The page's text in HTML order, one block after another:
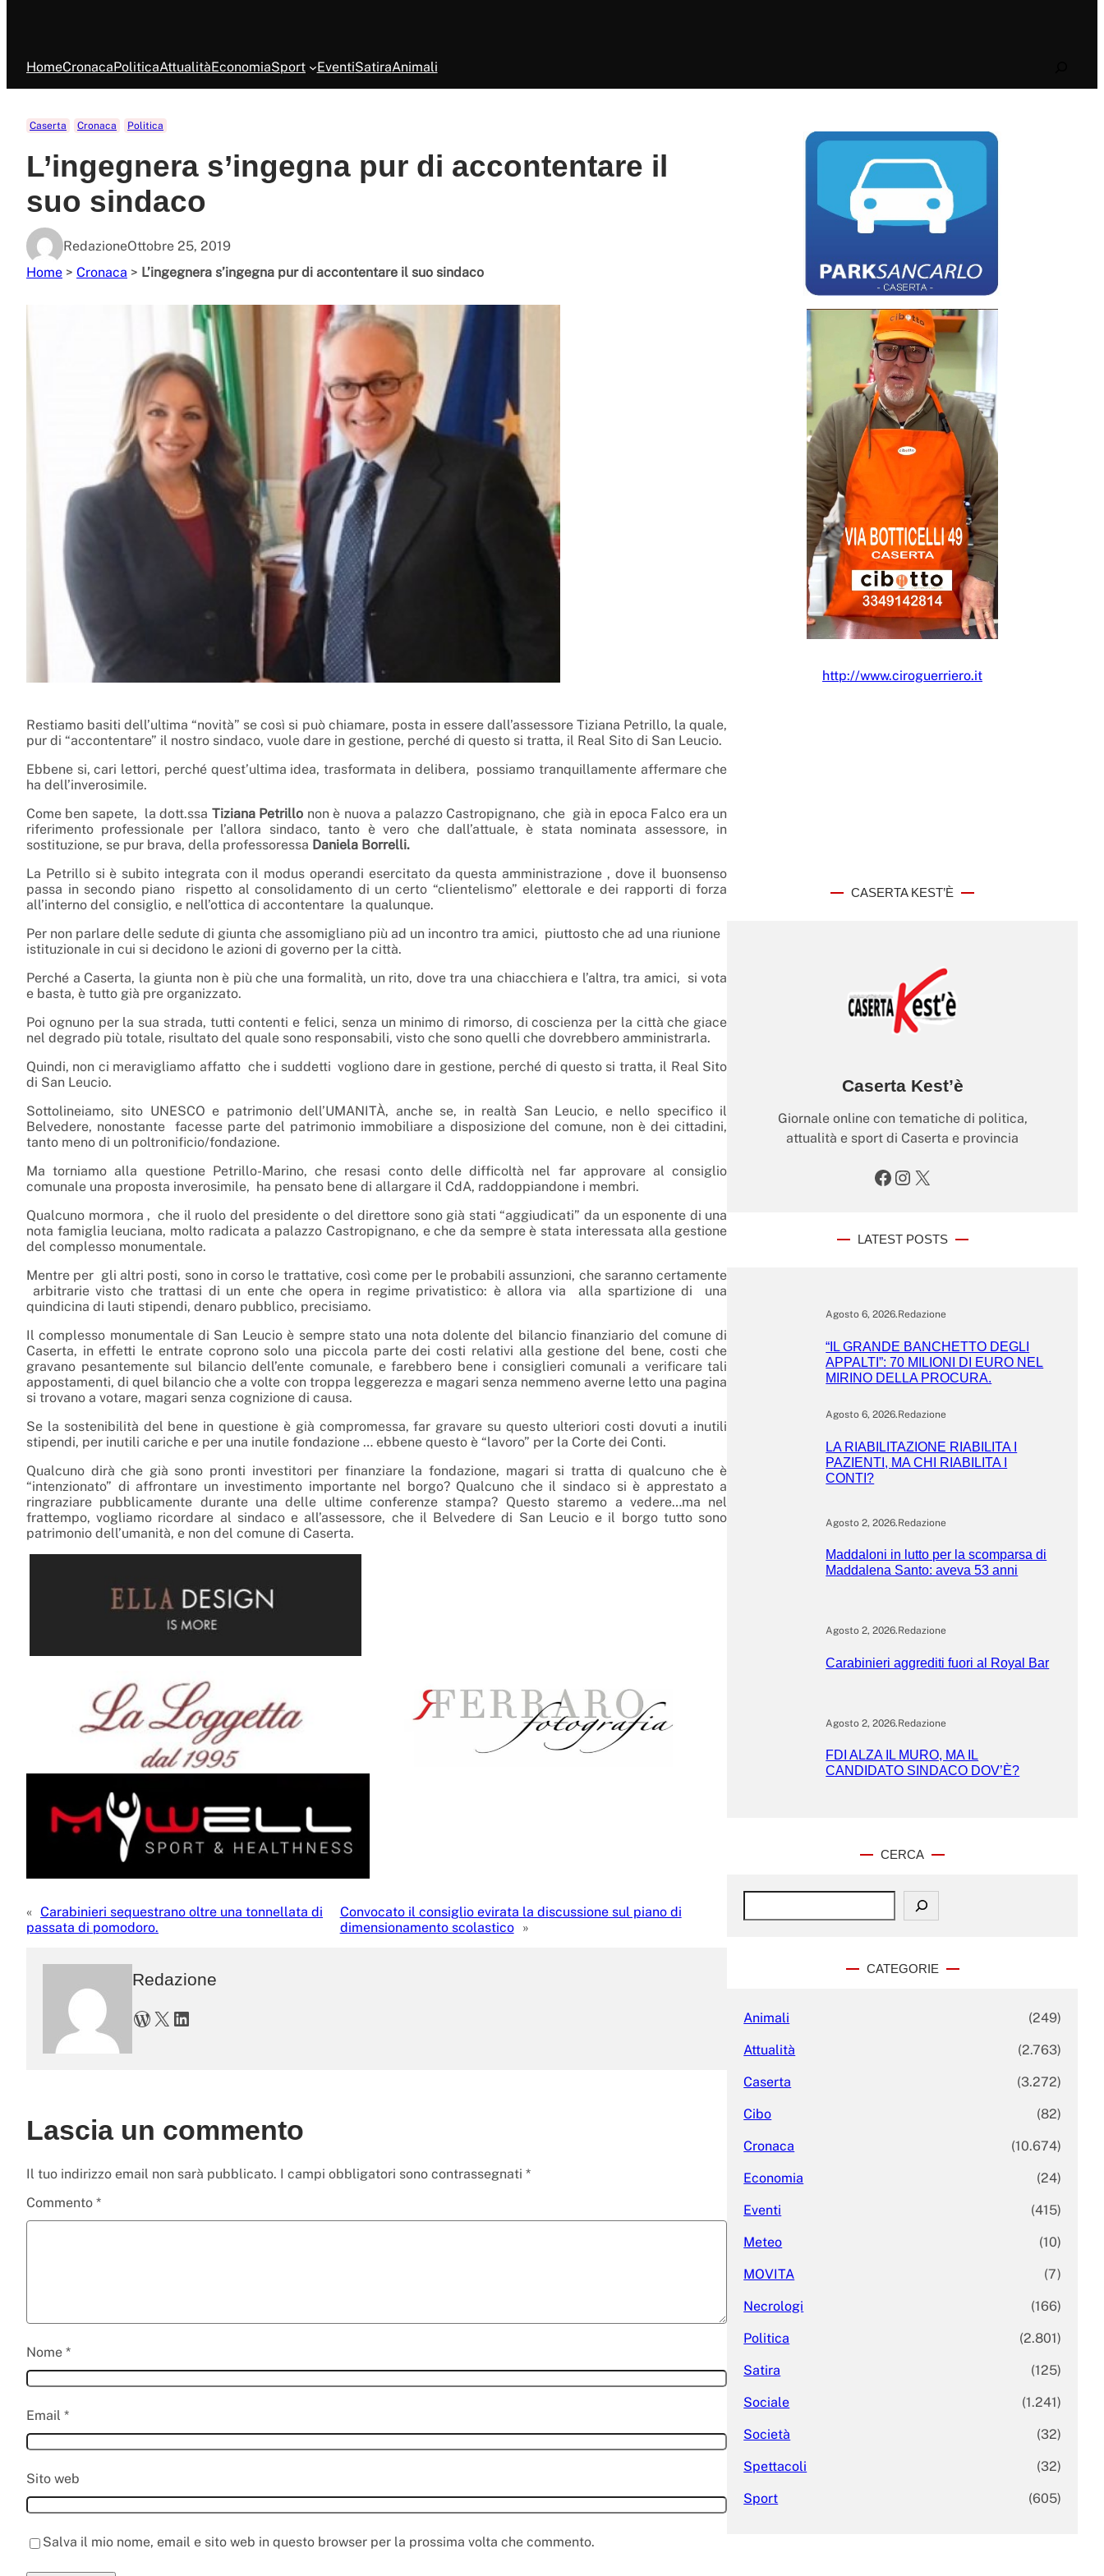
HomeCronacaPoliticaAttualitàEconomiaSport EventiSatiraAnimali
Caserta Cronaca Politica
L’ingegnera s’ingegna pur di accontentare il
suo sindaco
RedazioneOttobre 25, 2019
Home > Cronaca > L’ingegnera s’ingegna pur di accontentare il suo sindaco
Restiamo basiti dell’ultima “novità” se così si può chiamare, posta in essere dall’assessore Tiziana Petrillo, la quale,
pur di “accontentare” il nostro sindaco, vuole dare in gestione, perché di questo si tratta, il Real Sito di San Leucio.
Ebbene si, cari lettori, perché quest’ultima idea, trasformata in delibera, possiamo tranquillamente affermare che
ha dell’inverosimile.
Come ben sapete, la dott.ssa Tiziana Petrillo non è nuova a palazzo Castropignano, che già in epoca Falco era un
riferimento professionale per l’allora sindaco, tanto è vero che dall’attuale, è stata nominata assessore, in
sostituzione, se pur brava, della professoressa Daniela Borrelli.
La Petrillo si è subito integrata con il modus operandi esercitato da questa amministrazione , dove il buonsenso
passa in secondo piano rispetto al consolidamento di un certo “clientelismo” elettorale e dei rapporti di forza
all’interno del consiglio, e nell’ottica di accontentare la qualunque.
Per non parlare delle sedute di giunta che assomigliano più ad un incontro tra amici, piuttosto che ad una riunione
istituzionale in cui si decidono le azioni di governo per la città.
Perché a Caserta, la giunta non è più che una formalità, un rito, dove tra una chiacchiera e l’altra, tra amici, si vota
e basta, è tutto già pre organizzato.
Poi ognuno per la sua strada, tutti contenti e felici, senza un minimo di rimorso, di coscienza per la città che giace
nel degrado più totale, risultato del quale sono responsabili, visto che sono quelli che dovrebbero amministrarla.
Quindi, non ci meravigliamo affatto che i suddetti vogliono dare in gestione, perché di questo si tratta, il Real Sito
di San Leucio.
Sottolineiamo, sito UNESCO e patrimonio dell’UMANITÀ, anche se, in realtà San Leucio, e nello specifico il
Belvedere, nonostante facesse parte del patrimonio immobiliare a disposizione del comune, non è dei cittadini,
tanto meno di un poltronificio/fondazione.
Ma torniamo alla questione Petrillo-Marino, che resasi conto delle difficoltà nel far approvare al consiglio
comunale una proposta inverosimile, ha pensato bene di allargare il CdA, raddoppiandone i membri.
Qualcuno mormora , che il ruolo del presidente o del direttore sono già stati “aggiudicati” da un esponente di una
nota famiglia leuciana, molto radicata a palazzo Castropignano, e che da sempre è stata interessata alla gestione
del complesso monumentale.
Mentre per gli altri posti, sono in corso le trattative, così come per le probabili assunzioni, che saranno certamente
arbitrarie visto che trattasi di un ente che opera in regime privatistico: è allora via alla spartizione di una
quindicina di lauti stipendi, denaro pubblico, precisiamo.
Il complesso monumentale di San Leucio è sempre stato una nota dolente del bilancio finanziario del comune di
Caserta, in effetti le entrate coprono solo una piccola parte dei costi relativi alla gestione del bene, costi che
gravano pesantemente sul bilancio dell’ente comunale, e farebbero bene i consiglieri comunali a verificare tali
appostamenti, di quel bilancio che a volte con troppa leggerezza e magari senza nemmeno averne letto una pagina
si trovano a votare, magari senza cognizione di causa.
Se la sostenibilità del bene in questione è già compromessa, far gravare su questo ulteriori costi dovuti a inutili
stipendi, per inutili cariche e per una inutile fondazione … ebbene questo è “lavoro” per la Corte dei Conti.
Qualcuno dirà che già sono pronti investitori per finanziare la fondazione, magari si tratta di qualcuno che è
“intenzionato” di affrontare un investimento importante nel borgo? Qualcuno che il sindaco si è apprestato a
ringraziare pubblicamente durante una delle ultime conferenze stampa? Questo staremo a vedere…ma nel
frattempo, vogliamo ricordare al sindaco e all’assessore, che il Belvedere di San Leucio e il borgo tutto sono
patrimonio dell’umanità, e non del comune di Caserta.
« Carabinieri sequestrano oltre una tonnellata di
passata di pomodoro.
Convocato il consiglio evirata la discussione sul piano di
dimensionamento scolastico »
Redazione
WordPress X LinkedIn
Lascia un commento
Il tuo indirizzo email non sarà pubblicato. I campi obbligatori sono contrassegnati *
Commento *
Nome *
Email *
Sito web
Salva il mio nome, email e sito web in questo browser per la prossima volta che commento.
http://www.ciroguerriero.it
CASERTA KEST’È
Caserta Kest’è
Giornale online con tematiche di politica,
attualità e sport di Caserta e provincia
Facebook Instagram X
LATEST POSTS
Agosto 6, 2026.Redazione
“IL GRANDE BANCHETTO DEGLI
APPALTI”: 70 MILIONI DI EURO NEL
MIRINO DELLA PROCURA.
Agosto 6, 2026.Redazione
LA RIABILITAZIONE RIABILITA I
PAZIENTI, MA CHI RIABILITA I
CONTI?
Agosto 2, 2026.Redazione
Maddaloni in lutto per la scomparsa di
Maddalena Santo: aveva 53 anni
Agosto 2, 2026.Redazione
Carabinieri aggrediti fuori al Royal Bar
Agosto 2, 2026.Redazione
FDI ALZA IL MURO, MA IL
CANDIDATO SINDACO DOV’È?
CERCA
S
CATEGORIE
Animali (249)
Attualità (2.763)
Caserta (3.272)
Cibo (82)
Cronaca (10.674)
Economia (24)
Eventi (415)
Meteo (10)
MOVITA (7)
Necrologi (166)
Politica (2.801)
Satira (125)
Sociale (1.241)
Società (32)
Spettacoli (32)
Sport (605)